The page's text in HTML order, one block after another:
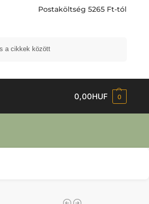
Postaköltség 5265 Ft-tól
0,00HUF 0